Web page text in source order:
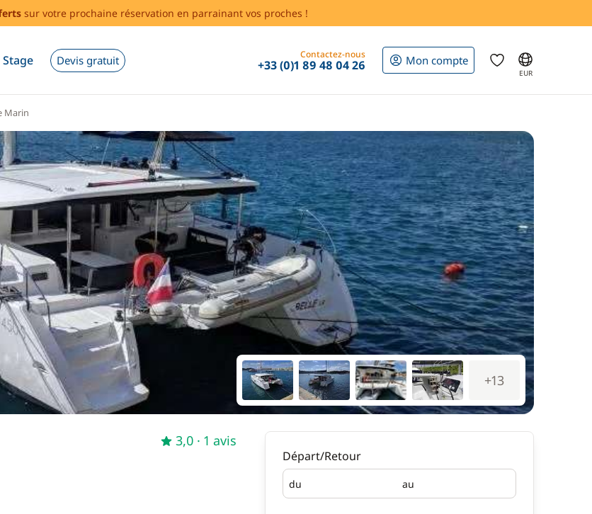
sur votre prochaine réservation en parrainant vos proches !
Stage Devis gratuit Contactez-nous
+33 (0)1 89 48 04 26 Mon compte
EUR
Marin
+13
3,0 · 1 avis
Départ/Retour
du
Départ au
Retour